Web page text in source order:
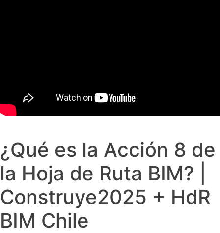
¿Qué es la Acción 8 de
la Hoja de Ruta BIM? |
Construye2025 + HdR
BIM Chile